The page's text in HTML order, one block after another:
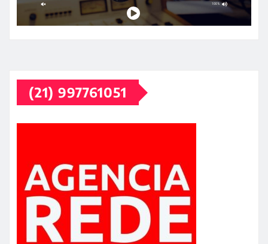
(21) 997761051